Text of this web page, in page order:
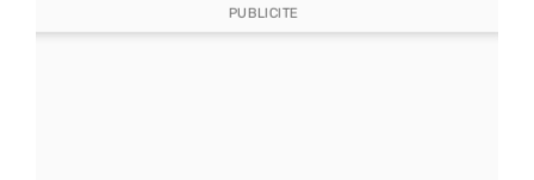
PUBLICITE